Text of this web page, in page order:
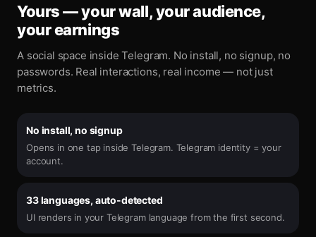
Yours — your wall, your audience,
your earnings
A social space inside Telegram. No install, no signup, no
passwords. Real interactions, real income — not just
metrics.
No install, no signup
Opens in one tap inside Telegram. Telegram identity = your
account.
33 languages, auto-detected
UI renders in your Telegram language from the first second.